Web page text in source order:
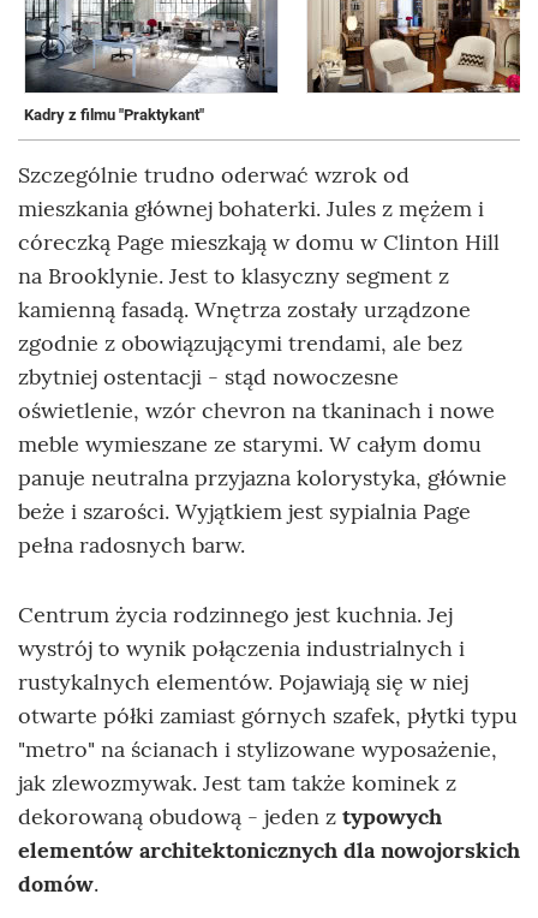
Kadry z filmu "Praktykant"
Szczególnie trudno oderwać wzrok od
mieszkania głównej bohaterki. Jules z mężem i
córeczką Page mieszkają w domu w Clinton Hill
na Brooklynie. Jest to klasyczny segment z
kamienną fasadą. Wnętrza zostały urządzone
zgodnie z obowiązującymi trendami, ale bez
zbytniej ostentacji - stąd nowoczesne
oświetlenie, wzór chevron na tkaninach i nowe
meble wymieszane ze starymi. W całym domu
panuje neutralna przyjazna kolorystyka, głównie
beże i szarości. Wyjątkiem jest sypialnia Page
pełna radosnych barw.
Centrum życia rodzinnego jest kuchnia. Jej
wystrój to wynik połączenia industrialnych i
rustykalnych elementów. Pojawiają się w niej
otwarte półki zamiast górnych szafek, płytki typu
"metro" na ścianach i stylizowane wyposażenie,
jak zlewozmywak. Jest tam także kominek z
dekorowaną obudową - jeden z typowych
elementów architektonicznych dla nowojorskich
domów.